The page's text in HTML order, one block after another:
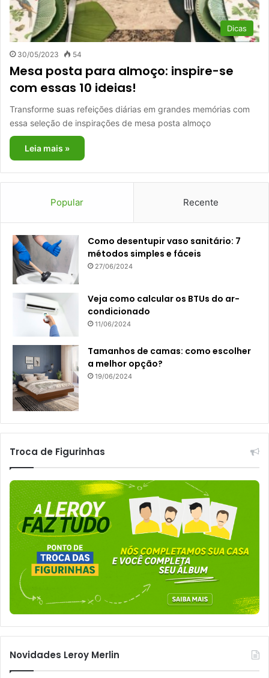
Dicas
30/05/2023 54
Mesa posta para almoço: inspire-se
com essas 10 ideias!
Transforme suas refeições diárias em grandes memórias com
essa seleção de inspirações de mesa posta almoço
Leia mais »
Popular Recente
Como desentupir vaso sanitário: 7
métodos simples e fáceis
27/06/2024
Veja como calcular os BTUs do ar-
condicionado
11/06/2024
Tamanhos de camas: como escolher
a melhor opção?
19/06/2024
Troca de Figurinhas
Novidades Leroy Merlin